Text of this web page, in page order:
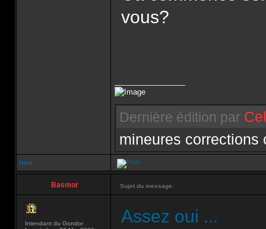
vous?
Dernière édition par
mineures corrections
Haut
Basmor Sujet du message:
Intendant du Gondor
Assez oui ...